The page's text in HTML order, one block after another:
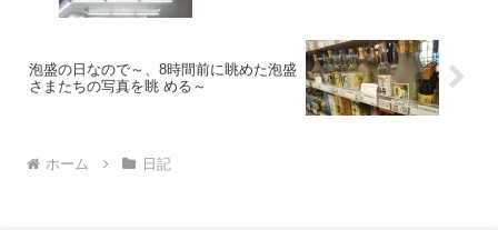
泡盛の日なので～、8時間前に眺めた泡盛
さまたちの写真を眺 める～
ホーム 日記